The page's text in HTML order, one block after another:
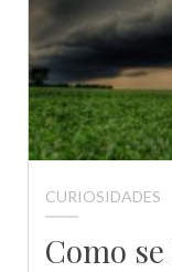
CURIOSIDADES
Como